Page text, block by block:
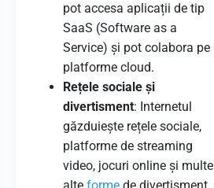
pot accesa aplicații de tip
SaaS (Software as a
Service) și pot colabora pe
platforme cloud.
Rețele sociale și
divertisment: Internetul
găzduiește rețele sociale,
platforme de streaming
video, jocuri online și multe